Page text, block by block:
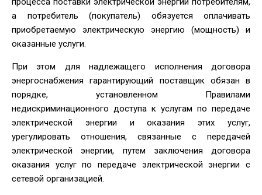
а потребитель (покупатель) обязуется оплачивать
приобретаемую электрическую энергию (мощность) и
оказанные услуги.
При этом для надлежащего исполнения договора
энергоснабжения гарантирующий поставщик обязан в
порядке, установленном Правилами
недискриминационного доступа к услугам по передаче
электрической энергии и оказания этих услуг,
урегулировать отношения, связанные с передачей
электрической энергии, путем заключения договора
оказания услуг по передаче электрической энергии с
сетевой организацией.